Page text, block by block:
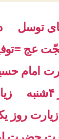
توسل
عج
امام
زیارت روز